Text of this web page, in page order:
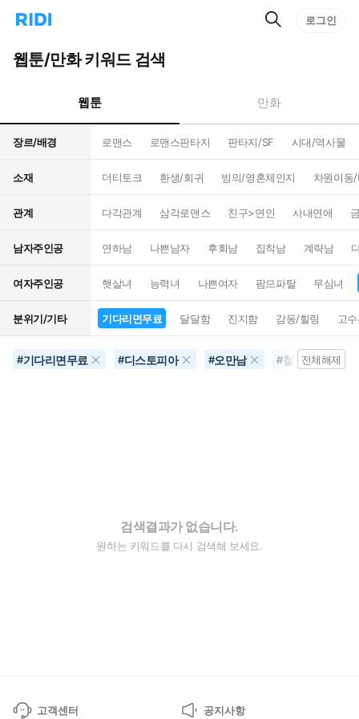
리
홈
으
턴
트
검
로그인
웹툰/만화 키워드 검색
웹툰 만화
장르/배경 로맨스 로맨스판타지 판타지/SF 시대/역사물
소재 더티토크 환생/회귀 빙의/영혼체인지 차원이동
관계 다각관계 삼각로맨스 친구>연인 사내연애
남자주인공 연하남 나쁜남자 후회남 집착남 계략남
여자주인공 햇살녀 능력녀 나쁜여자 팜므파탈 무심녀
분위기/기타 기다리면무료 달달함 진지함 감동/힐링 고
#기다리면무료 #디스토피아 #오만남 #철벽녀전체해제
검색결과가 없습니다.
원하는 키워드를 다시 검색해 보세요.
고객센터 공지사항